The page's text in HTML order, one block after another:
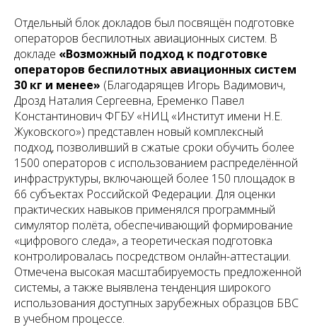
Отдельный блок докладов был посвящён подготовке
операторов беспилотных авиационных систем. В
докладе «Возможный подход к подготовке
операторов беспилотных авиационных систем
30 кг и менее» (Благодарящев Игорь Вадимович,
Дрозд Наталия Сергеевна, Еременко Павел
Константинович ФГБУ «НИЦ «Институт имени Н.Е.
Жуковского») представлен новый комплексный
подход, позволивший в сжатые сроки обучить более
1500 операторов с использованием распределённой
инфраструктуры, включающей более 150 площадок в
66 субъектах Российской Федерации. Для оценки
практических навыков применялся программный
симулятор полёта, обеспечивающий формирование
«цифрового следа», а теоретическая подготовка
контролировалась посредством онлайн-аттестации.
Отмечена высокая масштабируемость предложенной
системы, а также выявлена тенденция широкого
использования доступных зарубежных образцов БВС
в учебном процессе.